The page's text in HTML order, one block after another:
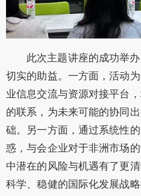
此次主题讲座的成功举
切实的助益。一方面，活动
业信息交流与资源对接平台
的联系，为未来可能的协同
础。另一方面，通过系统性
惑，与会企业对于非洲市场
中潜在的风险与机遇有了更
科学、稳健的国际化发展战